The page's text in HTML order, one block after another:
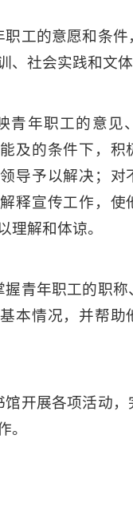
职工的意愿和条件
、社会实践和文体
青年职工的意见
及的条件下，积
导予以解决；对
释宣传工作，使
理解和体谅。
握青年职工的职称
本情况，并帮助
馆开展各项活动，
。